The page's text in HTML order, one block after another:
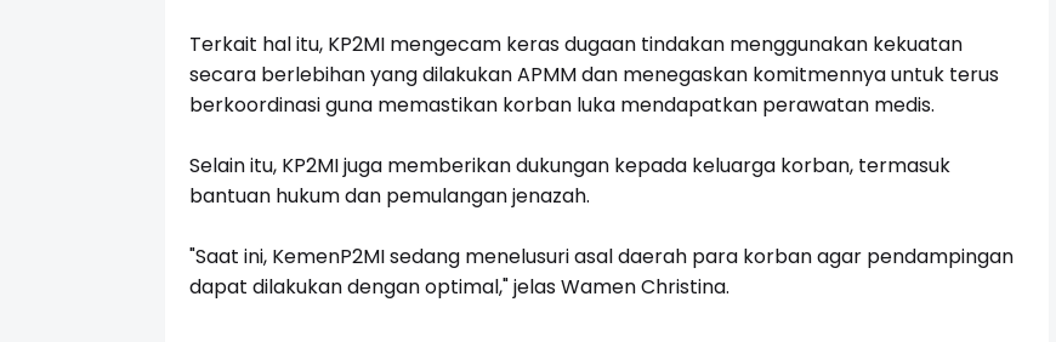
Terkait hal itu, KP2MI mengecam keras dugaan tindakan menggunakan kekuatan
secara berlebihan yang dilakukan APMM dan menegaskan komitmennya untuk terus
berkoordinasi guna memastikan korban luka mendapatkan perawatan medis.
Selain itu, KP2MI juga memberikan dukungan kepada keluarga korban, termasuk
bantuan hukum dan pemulangan jenazah.
"Saat ini, KemenP2MI sedang menelusuri asal daerah para korban agar pendampingan
dapat dilakukan dengan optimal," jelas Wamen Christina.